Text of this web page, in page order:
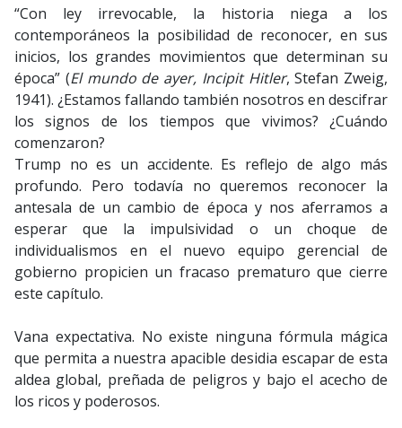
“Con ley irrevocable, la historia niega a los
contemporáneos la posibilidad de reconocer, en sus
inicios, los grandes movimientos que determinan su
época” (El mundo de ayer, Incipit Hitler, Stefan Zweig,
1941). ¿Estamos fallando también nosotros en descifrar
los signos de los tiempos que vivimos? ¿Cuándo
comenzaron?
Trump no es un accidente. Es reflejo de algo más
profundo. Pero todavía no queremos reconocer la
antesala de un cambio de época y nos aferramos a
esperar que la impulsividad o un choque de
individualismos en el nuevo equipo gerencial de
gobierno propicien un fracaso prematuro que cierre
este capítulo.
Vana expectativa. No existe ninguna fórmula mágica
que permita a nuestra apacible desidia escapar de esta
aldea global, preñada de peligros y bajo el acecho de
los ricos y poderosos.